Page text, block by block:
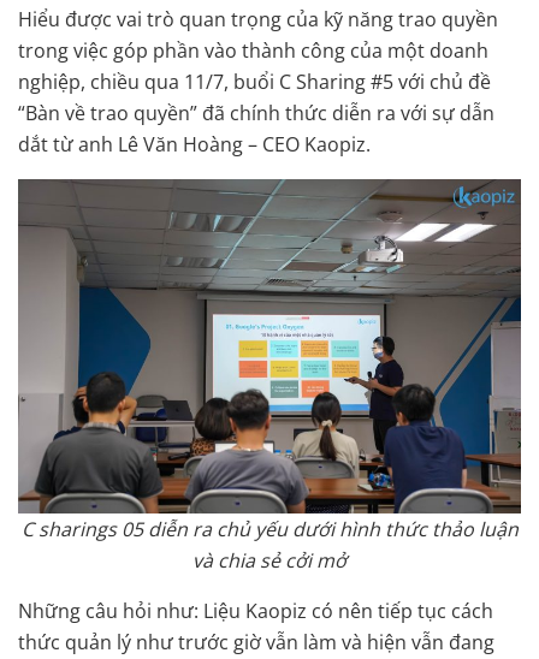
Hiểu được vai trò quan trọng của kỹ năng trao quyền
trong việc góp phần vào thành công của một doanh
nghiệp, chiều qua 11/7, buổi C Sharing #5 với chủ đề
“Bàn về trao quyền” đã chính thức diễn ra với sự dẫn
dắt từ anh Lê Văn Hoàng – CEO Kaopiz.
C sharings 05 diễn ra chủ yếu dưới hình thức thảo luận
và chia sẻ cởi mở
Những câu hỏi như: Liệu Kaopiz có nên tiếp tục cách
thức quản lý như trước giờ vẫn làm và hiện vẫn đang